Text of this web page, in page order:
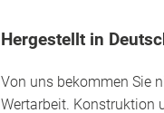
Hergestellt in
Von uns bekommen Sie
Wertarbeit. Konstruktion